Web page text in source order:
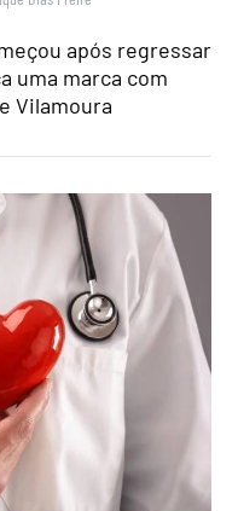
após regressar
uma marca com
Vilamoura